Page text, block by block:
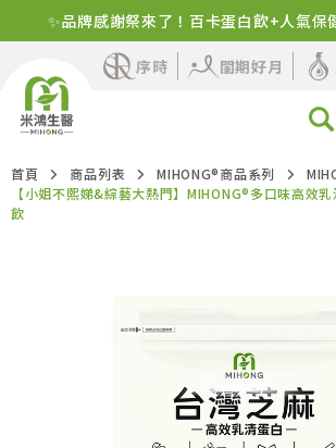
新客首購！明星商品+1元多
序時 閨期好月
首頁 商品列表 MIHONG®商品系列
【小姐不熙娣&綜藝大熱門】MIHONG®多口味高效
飲